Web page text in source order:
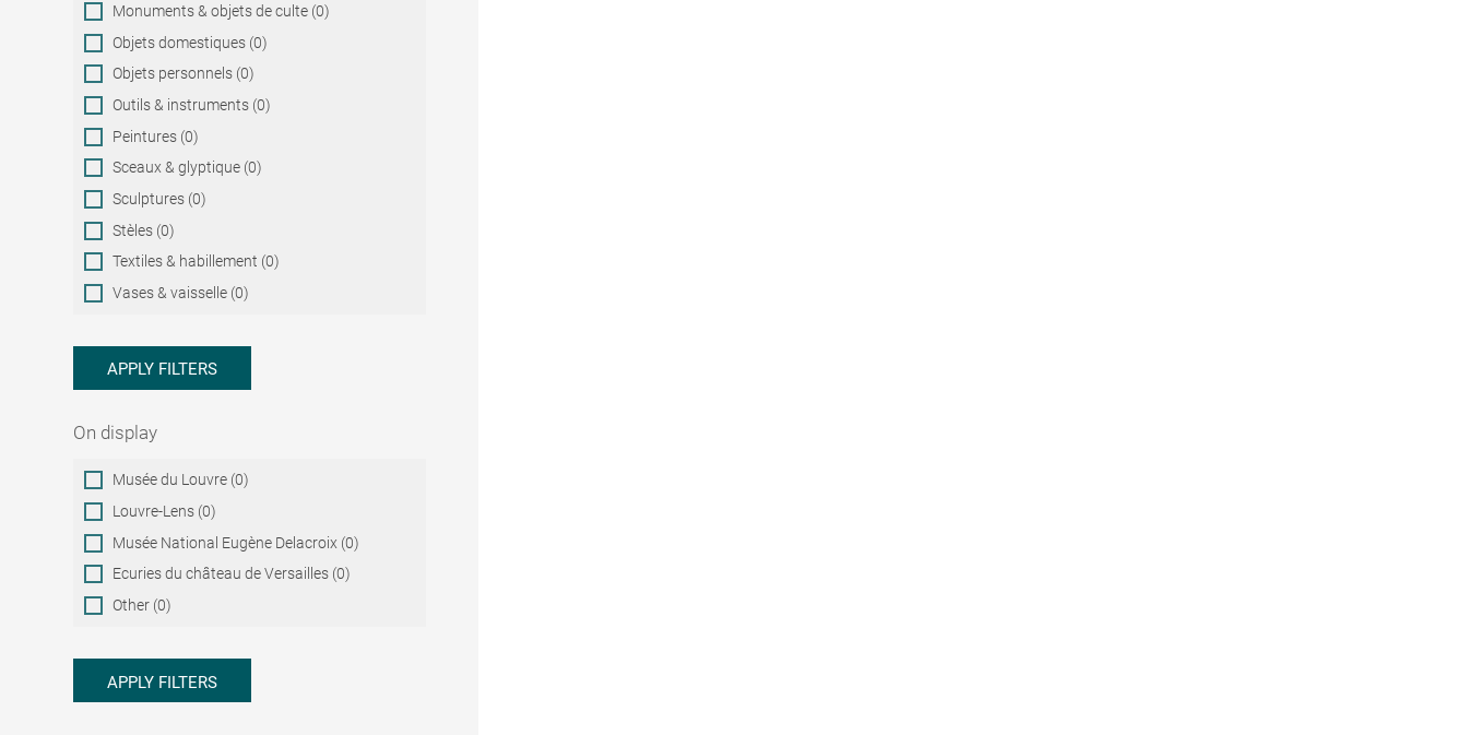
Monuments & objets de culte (0)
Objets domestiques (0)
Objets personnels (0)
Outils & instruments (0)
Peintures (0)
Sceaux & glyptique (0)
Sculptures (0)
Stèles (0)
Textiles & habillement (0)
Vases & vaisselle (0)
APPLY FILTERS
On display
On
display
Musée du Louvre (0)
Louvre-Lens (0)
Musée National Eugène Delacroix (0)
Ecuries du château de Versailles (0)
Other (0)
APPLY FILTERS